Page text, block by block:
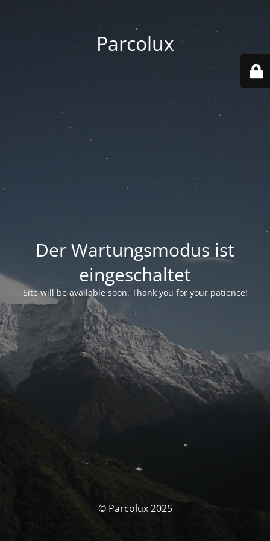
Parcolux
Der Wartungsmodus ist
eingeschaltet
Site will be available soon. Thank you for your patience!
© Parcolux 2025